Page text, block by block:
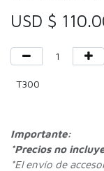
USD $
T300
Importante:
*Precios no
*El envío de